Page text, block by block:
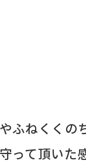
ふねくくの
って頂いた